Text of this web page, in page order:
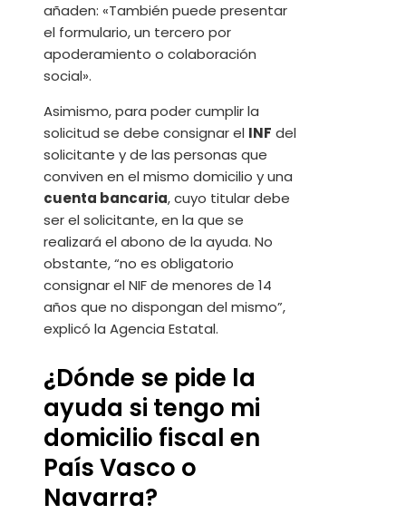
añaden: «También puede presentar
el formulario, un tercero por
apoderamiento o colaboración
social».
Asimismo, para poder cumplir la
solicitud se debe consignar el INF del
solicitante y de las personas que
conviven en el mismo domicilio y una
cuenta bancaria, cuyo titular debe
ser el solicitante, en la que se
realizará el abono de la ayuda. No
obstante, “no es obligatorio
consignar el NIF de menores de 14
años que no dispongan del mismo”,
explicó la Agencia Estatal.
¿Dónde se pide la
ayuda si tengo mi
domicilio fiscal en
País Vasco o
Navarra?